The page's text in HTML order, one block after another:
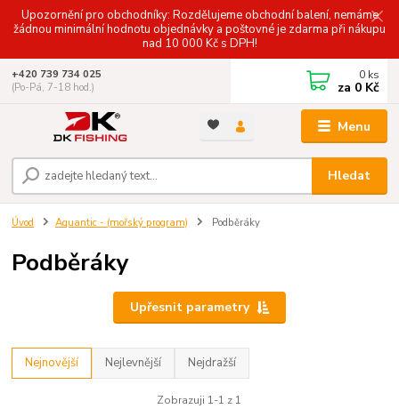
Upozornění pro obchodníky: Rozdělujeme obchodní balení, nemáme
žádnou minimální hodnotu objednávky a poštovné je zdarma při nákupu
nad 10 000 Kč s DPH!
Menu
Hledat
+420 739 734 025
(Po-Pá, 7-18 hod.)
0 ks
za 0 Kč
Úvod Aquantic - (mořský program) Podběráky
Podběráky
Upřesnit parametry
Nejnovější Nejlevnější Nejdražší
Zobrazuji 1-1 z 1